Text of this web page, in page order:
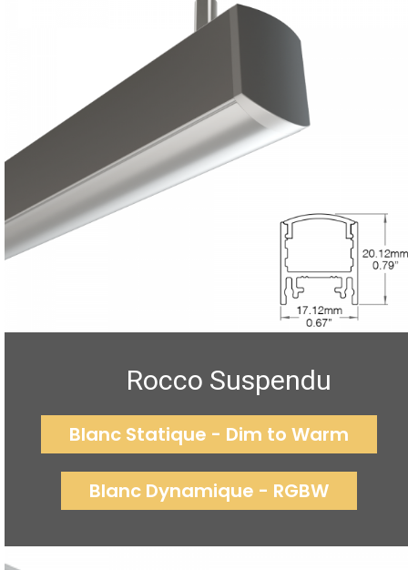
Rocco Suspendu
Blanc Statique - Dim to Warm
Blanc Dynamique - RGBW